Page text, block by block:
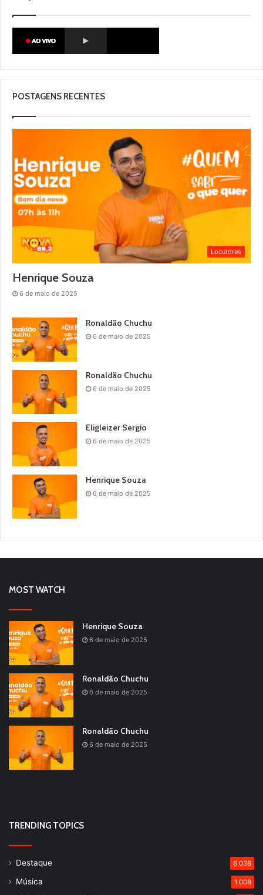
POSTAGENS RECENTES
Locutores
Henrique Souza
6 de maio de 2025
Ronaldão Chuchu
6 de maio de 2025
Ronaldão Chuchu
6 de maio de 2025
Eligleizer Sergio
6 de maio de 2025
Henrique Souza
6 de maio de 2025
MOST WATCH
Henrique Souza
6 de maio de 2025
Ronaldão Chuchu
6 de maio de 2025
Ronaldão Chuchu
6 de maio de 2025
TRENDING TOPICS
Destaque 6.038
Música 1.008